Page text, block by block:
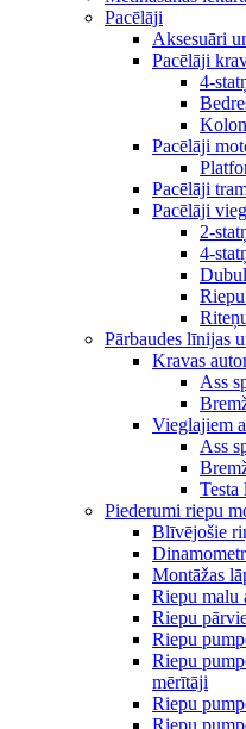
Pacēlāji
Aksesuāri
Pacēlāji
4-
Pacēlāji
Pacēlāji
Pacēlāji
2-
4-
Pārbaudes līnijas
Kravas
Ass
Vieglajiem
Ass
Testa
Piederumi riepu
Blīvējošie
Montāžas
Riepu malu
Riepu
Riepu
Riepu
mērītāji
Riepu
Riepu